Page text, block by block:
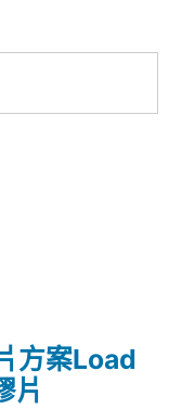
方案Load
片